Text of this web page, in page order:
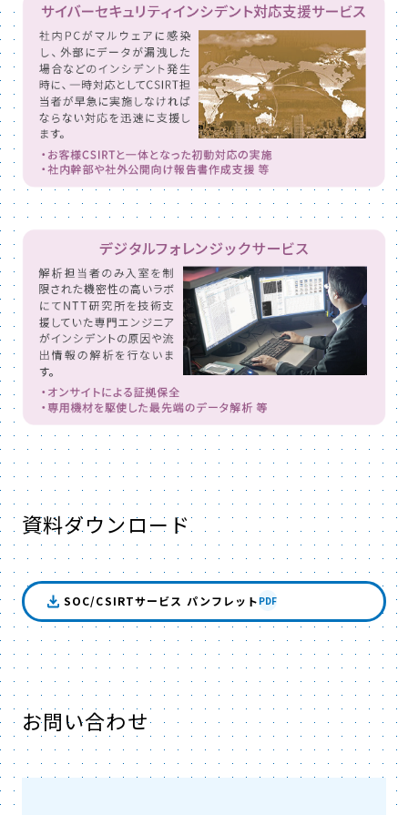
資料ダウンロード
SOC/CSIRTサービス パンフレット PDF
お問い合わせ